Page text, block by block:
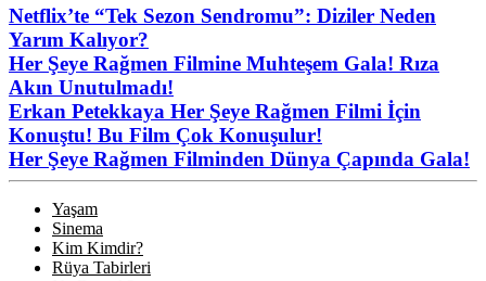
Netflix’te “Tek Sezon Sendromu”: Diziler Neden
Yarım Kalıyor?
Her Şeye Rağmen Filmine Muhteşem Gala! Rıza
Akın Unutulmadı!
Erkan Petekkaya Her Şeye Rağmen Filmi İçin
Konuştu! Bu Film Çok Konuşulur!
Her Şeye Rağmen Filminden Dünya Çapında Gala!
Yaşam
Sinema
Kim Kimdir?
Rüya Tabirleri